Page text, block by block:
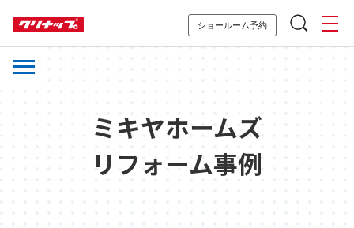
ショールーム予約
ミキヤホームズ
リフォーム事例